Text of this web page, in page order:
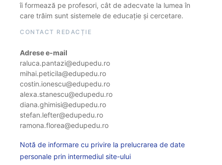
îi formează pe profesori, cât de adecvate la lumea în
care trăim sunt sistemele de educație și cercetare.
CONTACT REDACȚIE
Adrese e-mail
raluca.pantazi@edupedu.ro
mihai.peticila@edupedu.ro
costin.ionescu@edupedu.ro
alexa.stanescu@edupedu.ro
diana.ghimisi@edupedu.ro
stefan.lefter@edupedu.ro
ramona.florea@edupedu.ro
Notă de informare cu privire la prelucrarea de date
personale prin intermediul site-ului